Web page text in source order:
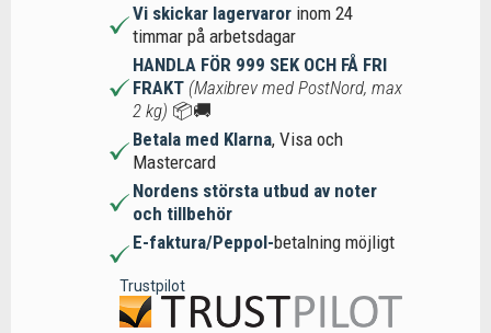
Vi skickar lagervaror inom 24
timmar på arbetsdagar
HANDLA FÖR 999 SEK OCH FÅ FRI
FRAKT (Maxibrev med PostNord, max
2 kg) 📦🚚
Betala med Klarna, Visa och
Mastercard
Nordens största utbud av noter
och tillbehör
E-faktura/Peppol-betalning möjligt
Trustpilot